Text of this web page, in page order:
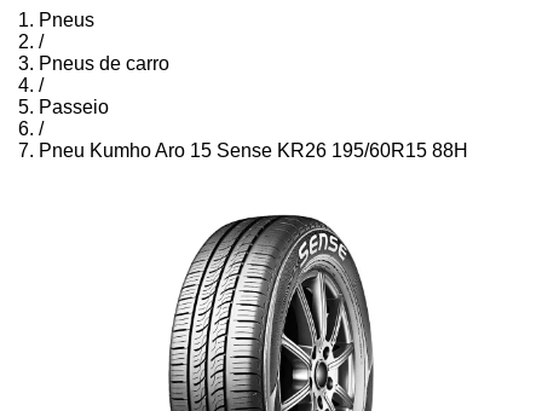
Pneus
/
Pneus de carro
/
Passeio
/
Pneu Kumho Aro 15 Sense KR26 195/60R15 88H